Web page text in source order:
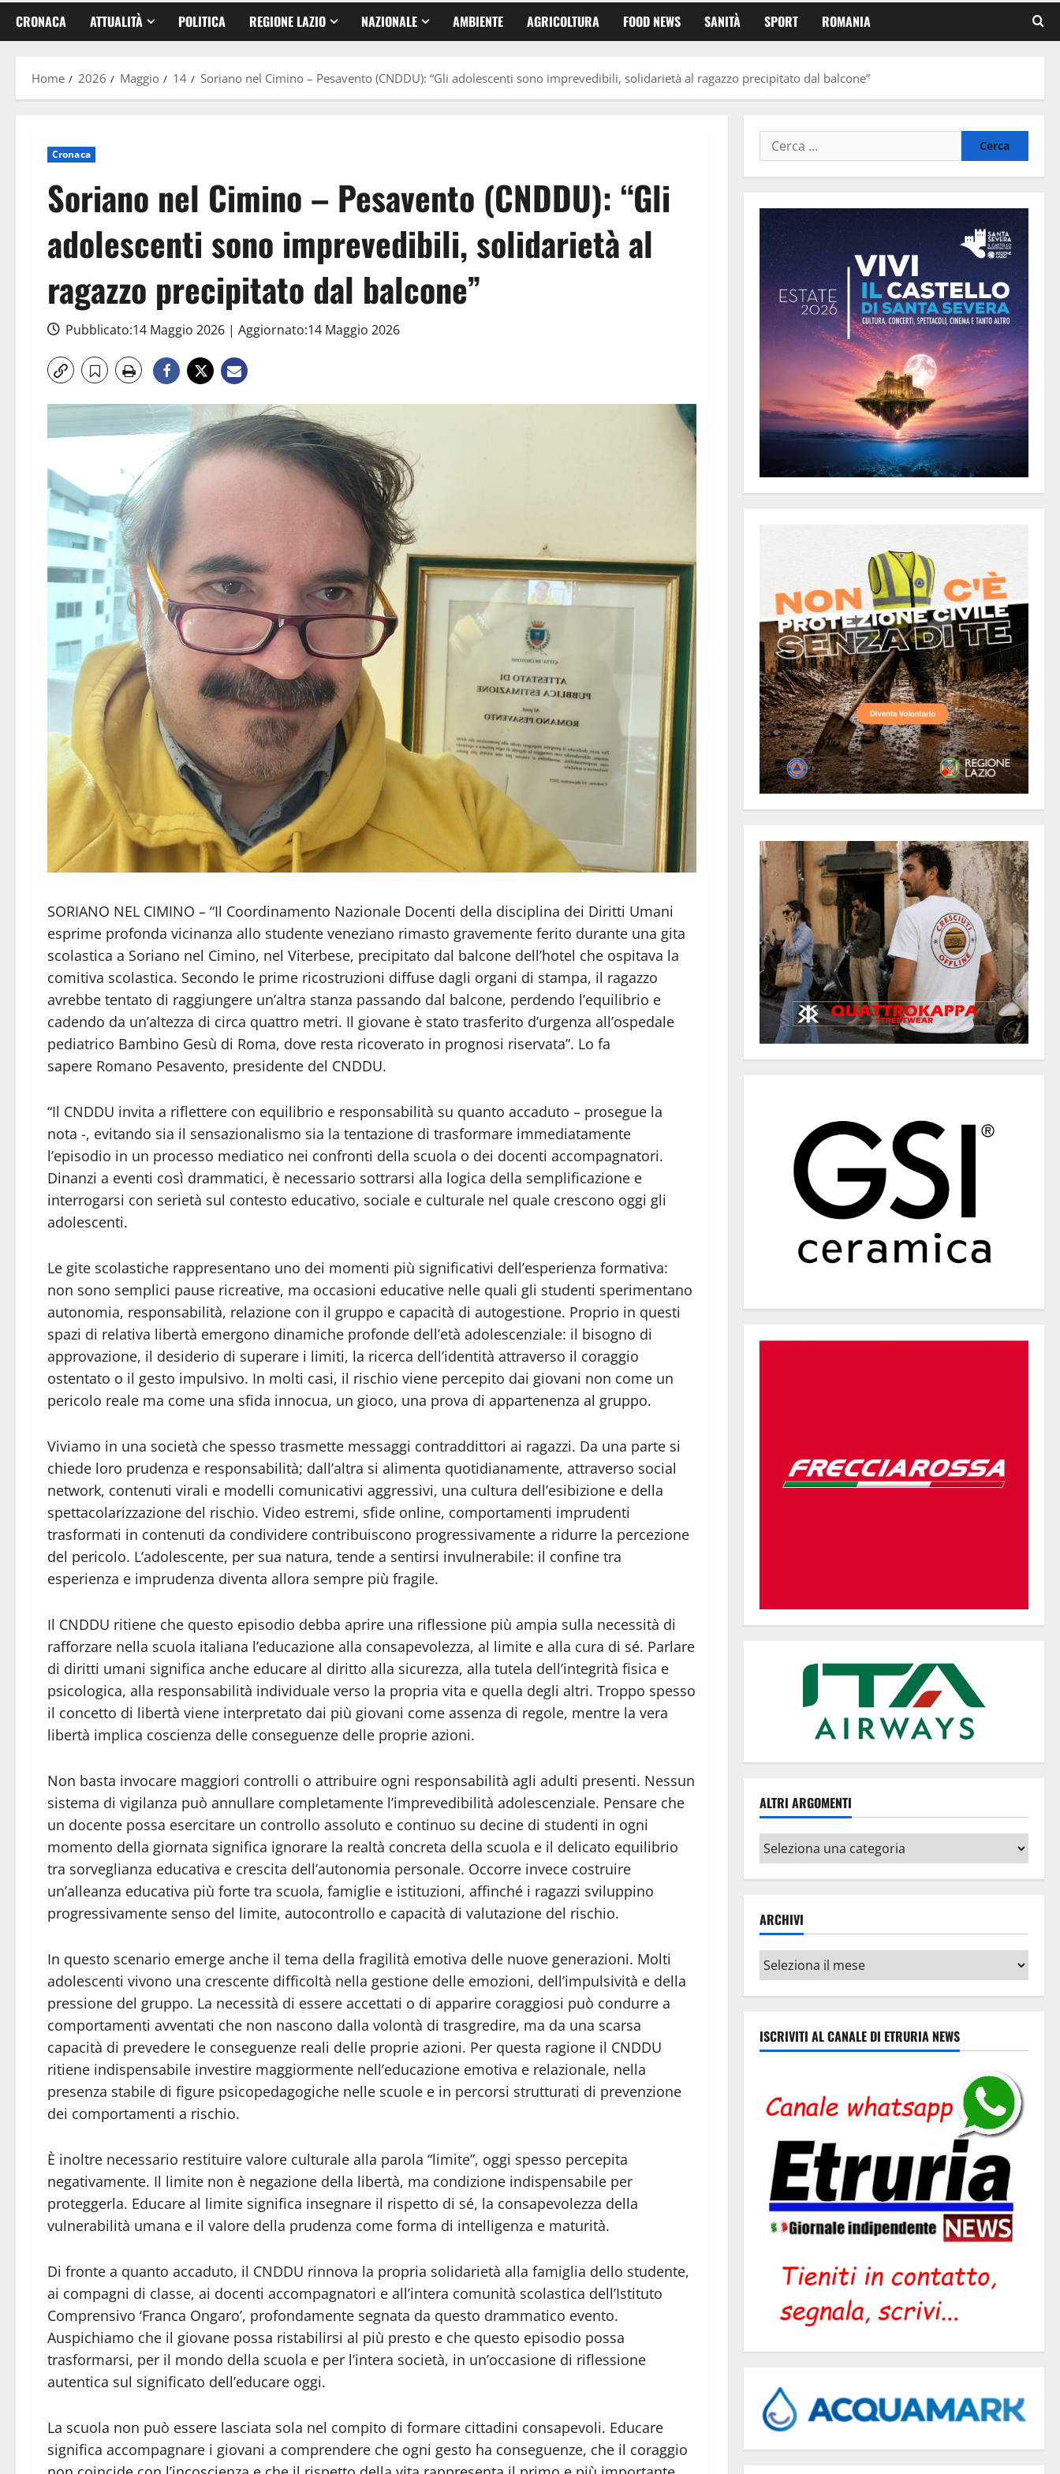
CRONACA ATTUALITÀ POLITICA REGIONE LAZIO NAZIONALE AMBIENTE AGRICOLTURA FOOD NEWS SANITÀ SPORT ROMANIA
Home 2026 Maggio 14 Soriano nel Cimino – Pesavento (CNDDU): “Gli adolescenti sono imprevedibili, solidarietà al ragazzo precipitato dal balcone”
Cronaca
Soriano nel Cimino – Pesavento (CNDDU): “Gli
adolescenti sono imprevedibili, solidarietà al
ragazzo precipitato dal balcone”
Pubblicato:14 Maggio 2026 | Aggiornato:14 Maggio 2026
SORIANO NEL CIMINO – “Il Coordinamento Nazionale Docenti della disciplina dei Diritti Umani
esprime profonda vicinanza allo studente veneziano rimasto gravemente ferito durante una gita
scolastica a Soriano nel Cimino, nel Viterbese, precipitato dal balcone dell’hotel che ospitava la
comitiva scolastica. Secondo le prime ricostruzioni diffuse dagli organi di stampa, il ragazzo
avrebbe tentato di raggiungere un’altra stanza passando dal balcone, perdendo l’equilibrio e
cadendo da un’altezza di circa quattro metri. Il giovane è stato trasferito d’urgenza all’ospedale
pediatrico Bambino Gesù di Roma, dove resta ricoverato in prognosi riservata”. Lo fa
sapere Romano Pesavento, presidente del CNDDU.
“Il CNDDU invita a riflettere con equilibrio e responsabilità su quanto accaduto – prosegue la
nota -, evitando sia il sensazionalismo sia la tentazione di trasformare immediatamente
l’episodio in un processo mediatico nei confronti della scuola o dei docenti accompagnatori.
Dinanzi a eventi così drammatici, è necessario sottrarsi alla logica della semplificazione e
interrogarsi con serietà sul contesto educativo, sociale e culturale nel quale crescono oggi gli
adolescenti.
Le gite scolastiche rappresentano uno dei momenti più significativi dell’esperienza formativa:
non sono semplici pause ricreative, ma occasioni educative nelle quali gli studenti sperimentano
autonomia, responsabilità, relazione con il gruppo e capacità di autogestione. Proprio in questi
spazi di relativa libertà emergono dinamiche profonde dell’età adolescenziale: il bisogno di
approvazione, il desiderio di superare i limiti, la ricerca dell’identità attraverso il coraggio
ostentato o il gesto impulsivo. In molti casi, il rischio viene percepito dai giovani non come un
pericolo reale ma come una sfida innocua, un gioco, una prova di appartenenza al gruppo.
Viviamo in una società che spesso trasmette messaggi contraddittori ai ragazzi. Da una parte si
chiede loro prudenza e responsabilità; dall’altra si alimenta quotidianamente, attraverso social
network, contenuti virali e modelli comunicativi aggressivi, una cultura dell’esibizione e della
spettacolarizzazione del rischio. Video estremi, sfide online, comportamenti imprudenti
trasformati in contenuti da condividere contribuiscono progressivamente a ridurre la percezione
del pericolo. L’adolescente, per sua natura, tende a sentirsi invulnerabile: il confine tra
esperienza e imprudenza diventa allora sempre più fragile.
Il CNDDU ritiene che questo episodio debba aprire una riflessione più ampia sulla necessità di
rafforzare nella scuola italiana l’educazione alla consapevolezza, al limite e alla cura di sé. Parlare
di diritti umani significa anche educare al diritto alla sicurezza, alla tutela dell’integrità fisica e
psicologica, alla responsabilità individuale verso la propria vita e quella degli altri. Troppo spesso
il concetto di libertà viene interpretato dai più giovani come assenza di regole, mentre la vera
libertà implica coscienza delle conseguenze delle proprie azioni.
Non basta invocare maggiori controlli o attribuire ogni responsabilità agli adulti presenti. Nessun
sistema di vigilanza può annullare completamente l’imprevedibilità adolescenziale. Pensare che
un docente possa esercitare un controllo assoluto e continuo su decine di studenti in ogni
momento della giornata significa ignorare la realtà concreta della scuola e il delicato equilibrio
tra sorveglianza educativa e crescita dell’autonomia personale. Occorre invece costruire
un’alleanza educativa più forte tra scuola, famiglie e istituzioni, affinché i ragazzi sviluppino
progressivamente senso del limite, autocontrollo e capacità di valutazione del rischio.
In questo scenario emerge anche il tema della fragilità emotiva delle nuove generazioni. Molti
adolescenti vivono una crescente difficoltà nella gestione delle emozioni, dell’impulsività e della
pressione del gruppo. La necessità di essere accettati o di apparire coraggiosi può condurre a
comportamenti avventati che non nascono dalla volontà di trasgredire, ma da una scarsa
capacità di prevedere le conseguenze reali delle proprie azioni. Per questa ragione il CNDDU
ritiene indispensabile investire maggiormente nell’educazione emotiva e relazionale, nella
presenza stabile di figure psicopedagogiche nelle scuole e in percorsi strutturati di prevenzione
dei comportamenti a rischio.
È inoltre necessario restituire valore culturale alla parola “limite”, oggi spesso percepita
negativamente. Il limite non è negazione della libertà, ma condizione indispensabile per
proteggerla. Educare al limite significa insegnare il rispetto di sé, la consapevolezza della
vulnerabilità umana e il valore della prudenza come forma di intelligenza e maturità.
Di fronte a quanto accaduto, il CNDDU rinnova la propria solidarietà alla famiglia dello studente,
ai compagni di classe, ai docenti accompagnatori e all’intera comunità scolastica dell’Istituto
Comprensivo ‘Franca Ongaro’, profondamente segnata da questo drammatico evento.
Auspichiamo che il giovane possa ristabilirsi al più presto e che questo episodio possa
trasformarsi, per il mondo della scuola e per l’intera società, in un’occasione di riflessione
autentica sul significato dell’educare oggi.
La scuola non può essere lasciata sola nel compito di formare cittadini consapevoli. Educare
significa accompagnare i giovani a comprendere che ogni gesto ha conseguenze, che il coraggio
Ricerca
per:
ALTRI ARGOMENTI
Altri
argomenti
ARCHIVI
Archivi
ISCRIVITI AL CANALE DI ETRURIA NEWS